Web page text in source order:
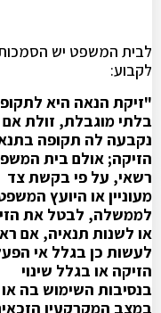
לבית המשפט יש הסמכות
לקבוע:
"זיקת הנאה היא
בלתי מוגבלת, זולת אם
נקבעה לה תקופה
הזיקה; אולם בית
רשאי, על פי בקשת צד
מעוניין או היועץ
לממשלה, לבטל את
או לשנות תנאיה, אם
לעשות כן בגלל אי
הזיקה או בגלל שינוי
בנסיבות השימוש בה או
במצב המקרקעין